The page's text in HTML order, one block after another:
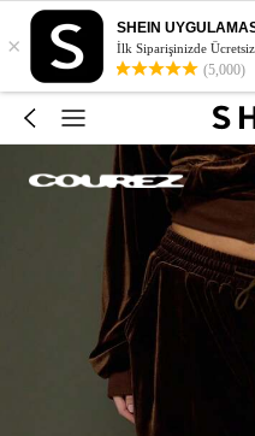
×
SHEIN
İlk Siparişinizde
(5,000)